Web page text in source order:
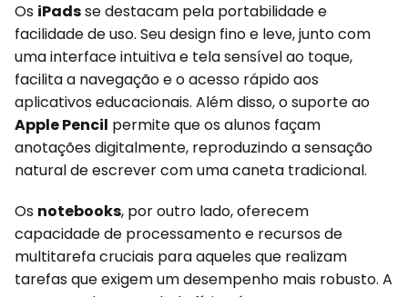
Os iPadsse destacam pela portabilidade e
facilidade de uso. Seu design fino e leve, junto com
uma interface intuitiva e tela sensível ao toque,
facilita a navegação e o acesso rápido aos
aplicativos educacionais. Além disso, o suporte ao
Apple Pencil permite que os alunos façam
anotações digitalmente, reproduzindo a sensação
natural de escrever com uma caneta tradicional.
Os notebooks, por outro lado, oferecem
capacidade de processamento e recursos de
multitarefa cruciais para aqueles que realizam
tarefas que exigem um desempenho mais robusto. A